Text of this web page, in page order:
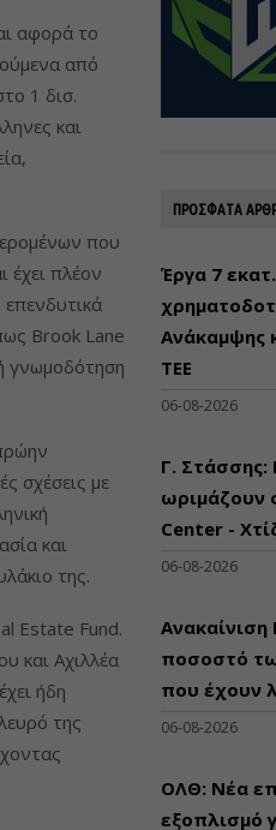
αφορά το
από
1 δισ.
και
που
έχει πλέον
Brook Lane
γνωμοδότηση
σχέσεις με
και
της.
Estate Fund.
και Αχιλλέα
ήδη
της
ΠΡΟΣΦΑΤΑ
Έργα 7
Ανάκαμψης
ΤΕΕ
06-08-2026
Γ.
ωριμάζουν
Center -
06-08-2026
Ανακαίνιση
ποσοστό
που έχουν
06-08-2026
ΟΛΘ: Νέα
εξοπλισμό